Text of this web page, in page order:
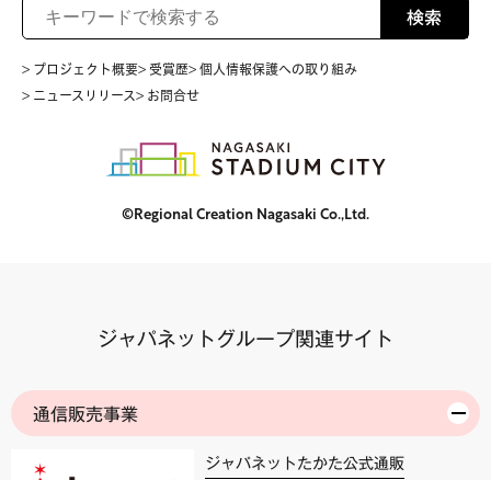
検索
> プロジェクト概要> 受賞歴> 個人情報保護への取り組み
> ニュースリリース> お問合せ
©Regional Creation Nagasaki Co.,Ltd.
ジャパネットグループ関連サイト
通信販売事業
ジャパネットたかた公式通販